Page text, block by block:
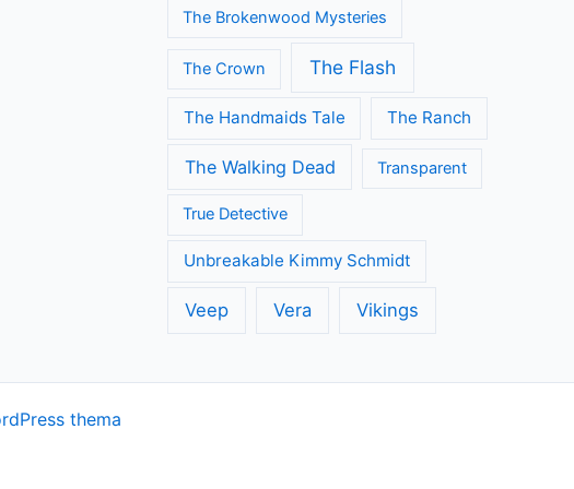
The Brokenwood Mysteries
The Crown The Flash
The Handmaids Tale The Ranch
The Walking Dead Transparent
True Detective
Unbreakable Kimmy Schmidt
Veep Vera Vikings
thema